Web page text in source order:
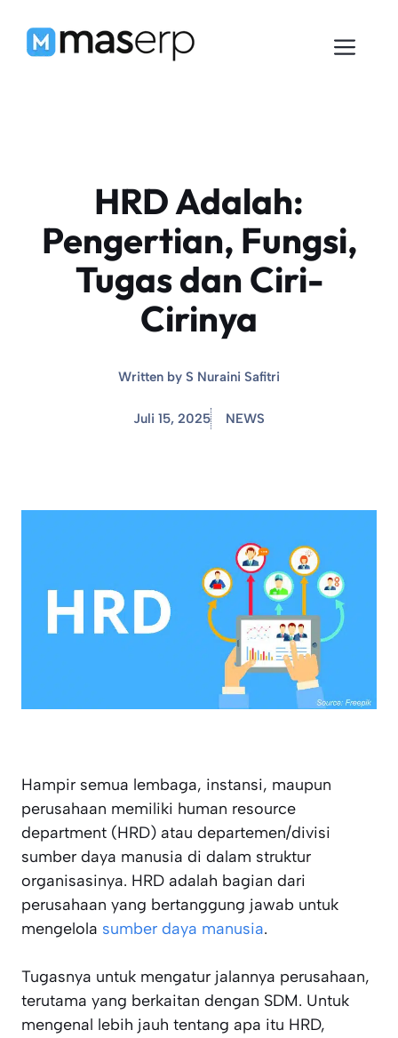
HRD Adalah:
Pengertian, Fungsi,
Tugas dan Ciri-
Cirinya
Written by S Nuraini Safitri
Juli 15, 2025 NEWS
Hampir semua lembaga, instansi, maupun
perusahaan memiliki human resource
department (HRD) atau departemen/divisi
sumber daya manusia di dalam struktur
organisasinya. HRD adalah bagian dari
perusahaan yang bertanggung jawab untuk
mengelola sumber daya manusia.
Tugasnya untuk mengatur jalannya perusahaan,
terutama yang berkaitan dengan SDM. Untuk
mengenal lebih jauh tentang apa itu HRD,